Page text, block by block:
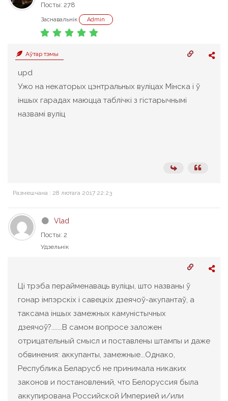
Посты: 278
Заснавальнік Admin
Аўтар тэмы
upd
Ужо на некаторых цэнтральных вуліцах Мінска і ў
іншых гарадах маюцца таблічкі з гістарычнымі
назвамі вуліц
Размешчана : 28 лютага 2017 22:23
Vlad
Посты: 2
Удзельнік
Ці трэба перайменаваць вуліцы, што названы ў
гонар імпэрскіх і савецкіх дзеячоў-акупантаў, а
таксама іншых замежных камуністычных
дзеячоў?.......В самом вопросе заложен
отрицательный смысл и поставлены штампы и даже
обвинения: аккупанты, замежные...Однако,
Республика Беларусб не принимала никаких
законов и постановлений, что Белоруссия была
аккупирована Российской Империей и/или